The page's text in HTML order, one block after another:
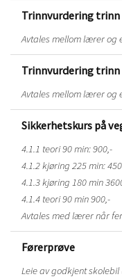
Trinnvurdering trinn
Avtales mellom lærer og
Trinnvurdering trinn
Avtales mellom lærer og
Sikkerhetskurs på
4.1.1 teori 90 min: 900,-
4.1.2 kjøring 225 min:
4.1.3 kjøring 180 min
4.1.4 teori 90 min 900,-
Avtales med lærer når
Førerprøve
Leie av godkjent